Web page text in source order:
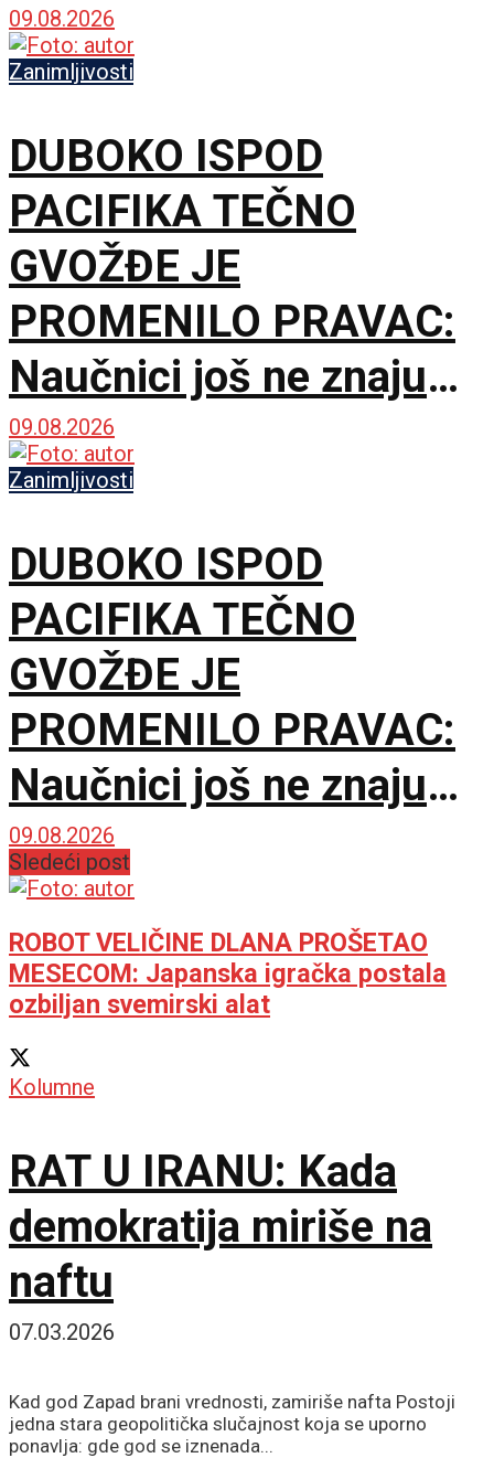
potpuno različita sveta
09.08.2026
Zanimljivosti
DUBOKO ISPOD
PACIFIKA TEČNO
GVOŽĐE JE
PROMENILO PRAVAC:
Naučnici još ne znaju
šta ga je nateralo da se
okrene
09.08.2026
Zanimljivosti
DUBOKO ISPOD
PACIFIKA TEČNO
GVOŽĐE JE
PROMENILO PRAVAC:
Naučnici još ne znaju
šta ga je nateralo da se
okrene
09.08.2026
Sledeći post
ROBOT VELIČINE DLANА PROŠETAО
MESECOM: Japanska igračka postala
ozbiljan svemirski alat
Kolumne
RAT U IRANU: Kada
demokratija miriše na
naftu
07.03.2026
Kad god Zapad brani vrednosti, zamiriše nafta Postoji
jedna stara geopolitička slučajnost koja se uporno
ponavlja: gde god se iznenada...